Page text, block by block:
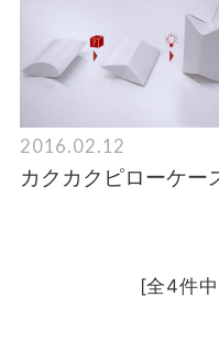
2016.02.12
カクカクピローケー
[全4件